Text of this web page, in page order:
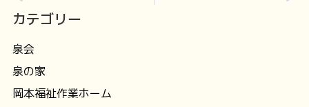
カテゴリー
泉会
泉の家
岡本福祉作業ホーム